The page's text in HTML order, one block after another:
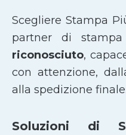
Scegliere Stampa
partner di stampa
riconosciuto,
con attenzione,
alla spedizione finale.
Soluzioni di